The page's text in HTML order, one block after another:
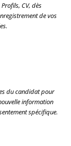
CV, dès
de vos
du candidat pour
information
spécifique.